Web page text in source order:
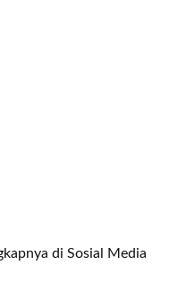
di Sosial Media